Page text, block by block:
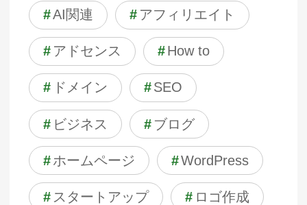
#AI関連 # アフィリエイト
# アドセンス #How to
# ドメイン #SEO
# ビジネス # ブログ
#ホームページ #WordPress
# スタートアップ # ロゴ作成